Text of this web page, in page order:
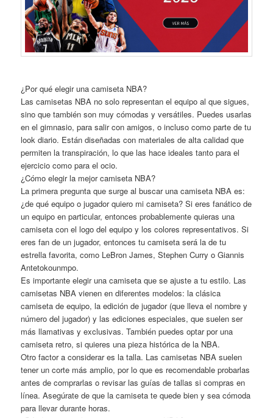
¿Por qué elegir una camiseta NBA?
Las camisetas NBA no solo representan el equipo al que sigues,
sino que también son muy cómodas y versátiles. Puedes usarlas
en el gimnasio, para salir con amigos, o incluso como parte de tu
look diario. Están diseñadas con materiales de alta calidad que
permiten la transpiración, lo que las hace ideales tanto para el
ejercicio como para el ocio.
¿Cómo elegir la mejor camiseta NBA?
La primera pregunta que surge al buscar una camiseta NBA es:
¿de qué equipo o jugador quiero mi camiseta? Si eres fanático de
un equipo en particular, entonces probablemente quieras una
camiseta con el logo del equipo y los colores representativos. Si
eres fan de un jugador, entonces tu camiseta será la de tu
estrella favorita, como LeBron James, Stephen Curry o Giannis
Antetokounmpo.
Es importante elegir una camiseta que se ajuste a tu estilo. Las
camisetas NBA vienen en diferentes modelos: la clásica
camiseta de equipo, la edición de jugador (que lleva el nombre y
número del jugador) y las ediciones especiales, que suelen ser
más llamativas y exclusivas. También puedes optar por una
camiseta retro, si quieres una pieza histórica de la NBA.
Otro factor a considerar es la talla. Las camisetas NBA suelen
tener un corte más amplio, por lo que es recomendable probarlas
antes de comprarlas o revisar las guías de tallas si compras en
línea. Asegúrate de que la camiseta te quede bien y sea cómoda
para llevar durante horas.